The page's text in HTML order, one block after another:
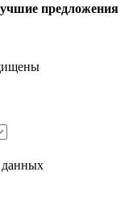
предложения
данных